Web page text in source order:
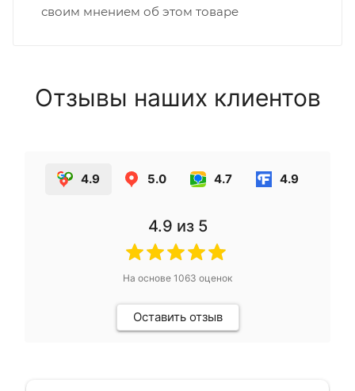
своим мнением об этом товаре
Отзывы наших клиентов
4.9 5.0 4.7 4.9
4.9 из 5
На основе 1063 оценок
Оставить отзыв